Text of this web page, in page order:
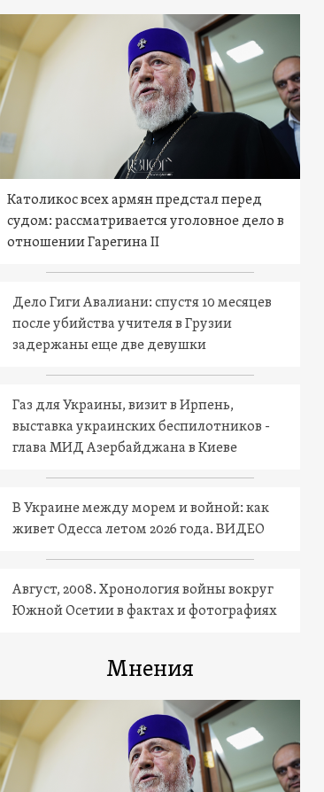
Католикос всех армян предстал перед
судом: рассматривается уголовное дело в
отношении Гарегина II
Дело Гиги Авалиани: спустя 10 месяцев
после убийства учителя в Грузии
задержаны еще две девушки
Газ для Украины, визит в Ирпень,
выставка украинских беспилотников -
глава МИД Азербайджана в Киеве
В Украине между морем и войной: как
живет Одесса летом 2026 года. ВИДЕО
Август, 2008. Хронология войны вокруг
Южной Осетии в фактах и фотографиях
Мнения